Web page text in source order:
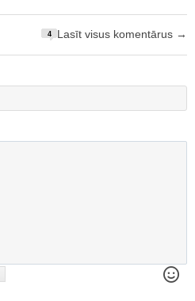
4 Lasīt visus komentārus →